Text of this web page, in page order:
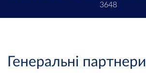
3648
Генеральні партнери